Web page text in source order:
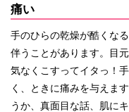
痛い
手のひらの乾燥が酷くな
伴うことがあります。目
気なくこすってイタっ！
く、ときに痛みを与えま
うか、真面目な話、肌に